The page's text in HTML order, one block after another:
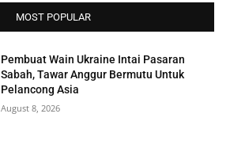
MOST POPULAR
Pembuat Wain Ukraine Intai Pasaran
Sabah, Tawar Anggur Bermutu Untuk
Pelancong Asia
August 8, 2026